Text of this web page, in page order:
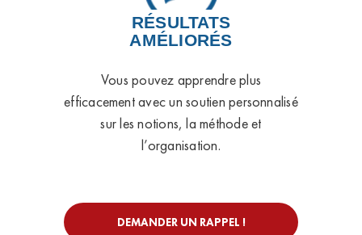
RÉSULTATS
AMÉLIORÉS
Vous pouvez apprendre plus
efficacement avec un soutien personnalisé
sur les notions, la méthode et
l’organisation.
DEMANDER UN RAPPEL !